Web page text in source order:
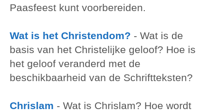
Paasfeest kunt voorbereiden.
Wat is het Christendom? - Wat is de
basis van het Christelijke geloof? Hoe is
het geloof veranderd met de
beschikbaarheid van de Schriftteksten?
Chrislam - Wat is Chrislam? Hoe wordt